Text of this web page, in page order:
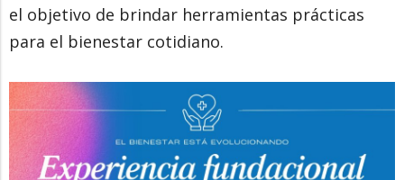
el objetivo de brindar herramientas prácticas
para el bienestar cotidiano.